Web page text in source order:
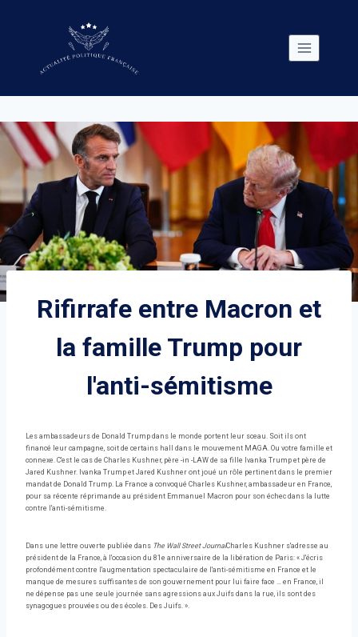
Rifirrafe entre Macron et
la famille Trump pour
l'anti-sémitisme
Les ambassadeurs de Donald Trump dans le monde portent leur sceau. Soit ils ont
financé leur campagne, soit de certains hall dans le mouvement MAGA. Ou votre famille et
connexe. C'est le cas de Charles Kushner, père -in -LAW de sa fille Ivanka Trump et père de
Jared Kushner. Ivanka Trump et Jared Kushner ont joué un rôle pertinent dans le premier
mandat de Donald Trump. La France a convoqué Charles Kushner, ambassadeur en France,
pour sa récente réprimande au président Emmanuel Macron pour son échec dans la lutte
contre l'anti-sémitisme.
Dans une lettre ouverte publiée dans The Wall Street JournalCharles Kushner s'adresse au
président de la France, à l'occasion du 81e anniversaire de la libération de Paris: « J'écris
profondément contre l'augmentation spectaculaire de l'anti-sémitisme en France et le
manque de mesures suffisantes de son gouvernement pour lui faire face … en France, il
ne dépense pas une seule journée sans agressions aux Juifs dans la rue, ils sont des
synagogues prouvées ou des écoles. Des Juifs. ».